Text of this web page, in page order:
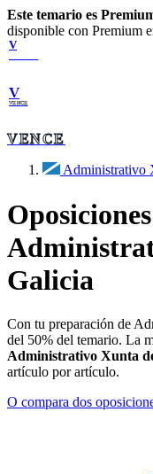
Este temario es
disponible con Premium
V
V
VENCE
VENCE
Administrativo
Galicia
Con tu preparación de
del 50% del temario. La
Administrativo Xunta
artículo por artículo.
O compara dos